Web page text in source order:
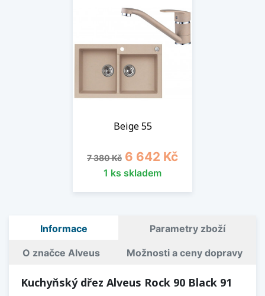
Beige 55
Běžná cena
7 380 Kč Cena
6 642 Kč
1 ks skladem
Informace Parametry zboží
O značce Alveus Možnosti a ceny dopravy
Kuchyňský dřez Alveus Rock 90 Black 91